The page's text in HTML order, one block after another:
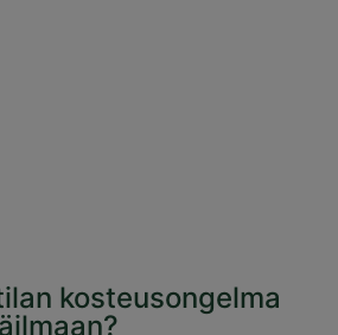
kosteusongelma